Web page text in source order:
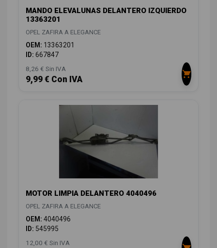
MANDO ELEVALUNAS DELANTERO IZQUIERDO
13363201
OPEL ZAFIRA A ELEGANCE
OEM: 13363201
ID: 667847
8,26 € Sin IVA
9,99 € Con IVA
MOTOR LIMPIA DELANTERO 4040496
OPEL ZAFIRA A ELEGANCE
OEM: 4040496
ID: 545995
12,00 € Sin IVA